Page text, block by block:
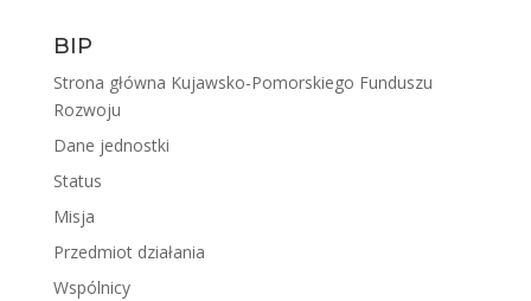
BIP
Strona główna Kujawsko-Pomorskiego Funduszu
Rozwoju
Dane jednostki
Status
Misja
Przedmiot działania
Wspólnicy